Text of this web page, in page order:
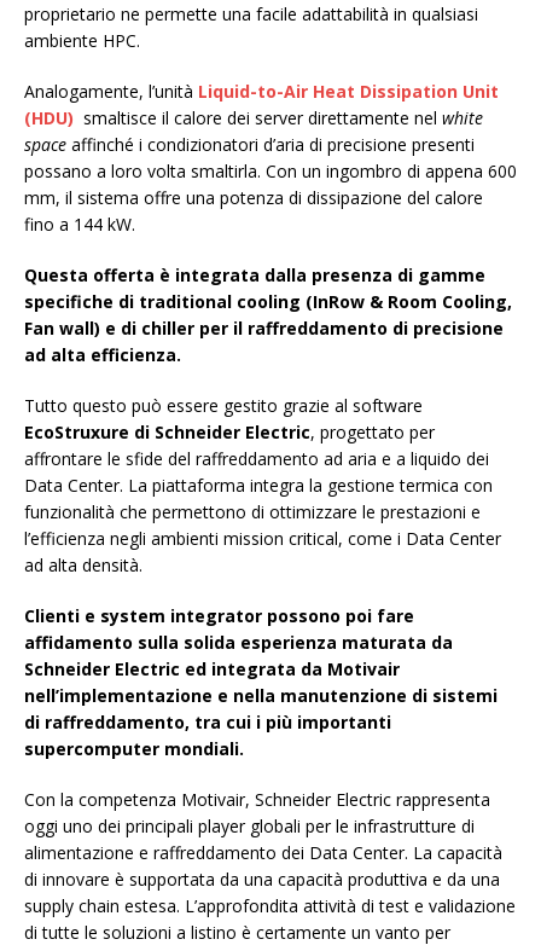
proprietario ne permette una facile adattabilità in qualsiasi
ambiente HPC.
Analogamente, l’unità Liquid-to-Air Heat Dissipation Unit
(HDU) smaltisce il calore dei server direttamente nel white
space affinché i condizionatori d’aria di precisione presenti
possano a loro volta smaltirla. Con un ingombro di appena 600
mm, il sistema offre una potenza di dissipazione del calore
fino a 144 kW.
Questa offerta è integrata dalla presenza di gamme
specifiche di traditional cooling (InRow & Room Cooling,
Fan wall) e di chiller per il raffreddamento di precisione
ad alta efficienza.
Tutto questo può essere gestito grazie al software
EcoStruxure di Schneider Electric, progettato per
affrontare le sfide del raffreddamento ad aria e a liquido dei
Data Center. La piattaforma integra la gestione termica con
funzionalità che permettono di ottimizzare le prestazioni e
l’efficienza negli ambienti mission critical, come i Data Center
ad alta densità.
Clienti e system integrator possono poi fare
affidamento sulla solida esperienza maturata da
Schneider Electric ed integrata da Motivair
nell’implementazione e nella manutenzione di sistemi
di raffreddamento, tra cui i più importanti
supercomputer mondiali.
Con la competenza Motivair, Schneider Electric rappresenta
oggi uno dei principali player globali per le infrastrutture di
alimentazione e raffreddamento dei Data Center. La capacità
di innovare è supportata da una capacità produttiva e da una
supply chain estesa. L’approfondita attività di test e validazione
di tutte le soluzioni a listino è certamente un vanto per